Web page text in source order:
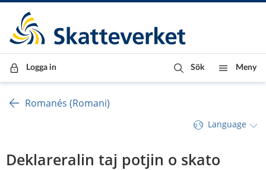
Till innehåll
Till navigationen
Till chattrobot
Logga in Sök Meny
Romanés (Romani)
Language
Deklareralin taj potjin o skato